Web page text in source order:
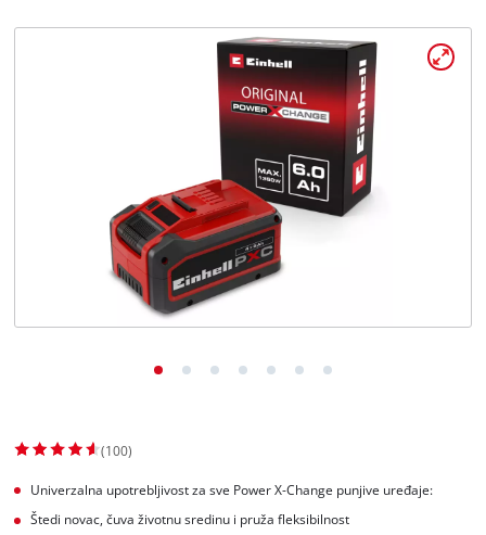
(100)
Univerzalna upotrebljivost za sve Power X-Change punjive uređaje:
Štedi novac, čuva životnu sredinu i pruža fleksibilnost